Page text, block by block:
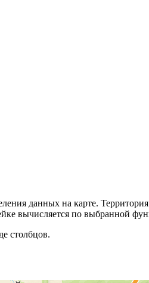
данных на карте.
вычисляется по выбранной
столбцов.